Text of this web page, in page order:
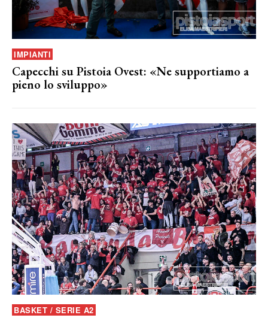
IMPIANTI
Capecchi su Pistoia Ovest: «Ne supportiamo a
pieno lo sviluppo»
BASKET / SERIE A2